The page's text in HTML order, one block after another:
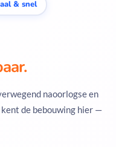
& snel
naoorlogse en
de bebouwing hier —